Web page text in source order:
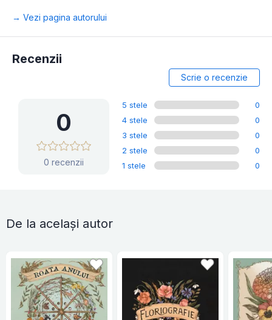
→ Vezi pagina autorului
Recenzii
Scrie o recenzie
0
0 recenzii
5 stele
0
4 stele
0
3 stele
0
2 stele
0
1 stele
0
De la același autor